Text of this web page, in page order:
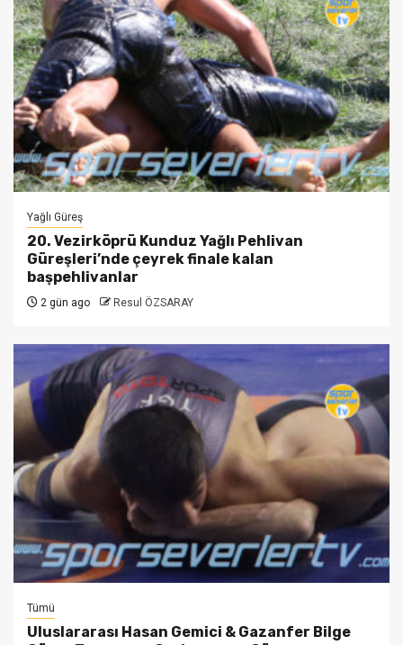
Yağlı Güreş
20. Vezirköprü Kunduz Yağlı Pehlivan
Güreşleri’nde çeyrek finale kalan
başpehlivanlar
2 gün ago Resul ÖZSARAY
Tümü
Uluslararası Hasan Gemici & Gazanfer Bilge